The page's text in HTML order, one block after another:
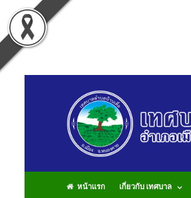
หน้าแรก เกี่ยวกับ เทศบาล